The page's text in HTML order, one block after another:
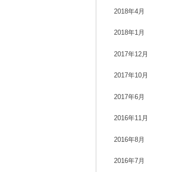
2018年4月
2018年1月
2017年12月
2017年10月
2017年6月
2016年11月
2016年8月
2016年7月